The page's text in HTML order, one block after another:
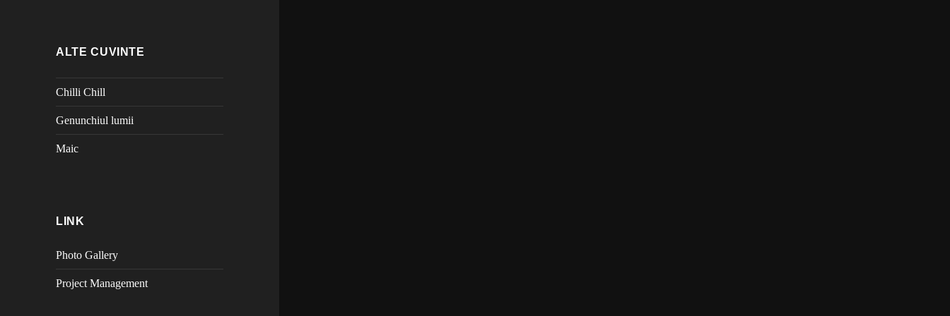
ALTE CUVINTE
Chilli Chill
Genunchiul lumii
Maic
LINK
Photo Gallery
Project Management